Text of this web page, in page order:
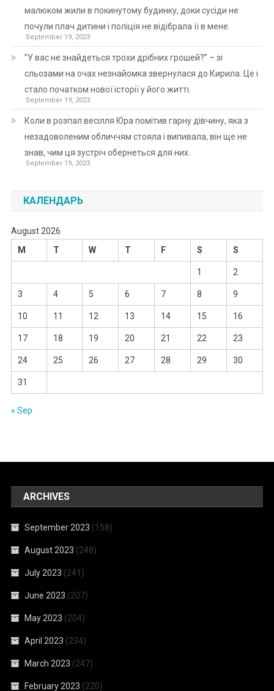
малюком жили в покинутому будинку, доки сусіди не
почули плач дитини і поліція не відібрала її в мене.
September 19, 2023
”У вас не знайдеться трохи дрібних грошей?” – зі
сльозами на очах незнайомка звернулася до Кирила. Це і
стало початком нової історії у його житті.
September 19, 2023
Коли в розпал весілля Юра помітив гарну дівчину, яка з
незадоволеним обличчям стояла і випивала, він ще не
знав, чим ця зустріч обернеться для них.
September 19, 2023
КАЛЕНДАРЬ
August 2026
M
T W T F S S
1 2
3 4 5 6 7 8 9
10 11 12 13 14 15 16
17 18 19 20 21 22 23
24 25 26 27 28 29 30
31
« Sep
ARCHIVES
September 2023 (158)
August 2023 (248)
July 2023 (241)
June 2023 (207)
May 2023 (204)
April 2023 (234)
March 2023 (247)
February 2023 (220)